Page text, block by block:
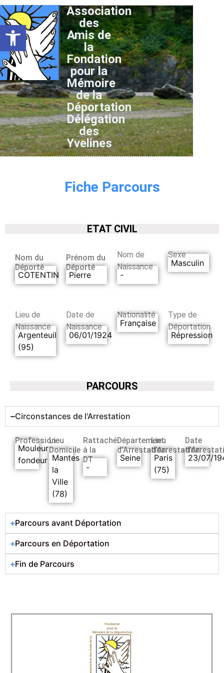
Ouvrir la barre d’outils
Association
des
Amis de
la
Fondation
pour la
Mémoire
de la
Déportation
Délégation
des
Yvelines
Fiche Parcours
ETAT CIVIL
Nom du
Déporté
COTENTIN
Prénom du
Déporté
Pierre
Nom de
Naissance
-
Sexe
Masculin
Lieu de
Naissance
Argenteuil
(95)
Date de
Naissance
06/01/1924
Nationalité
Française
Type de
Déportation
Répression
PARCOURS
Circonstances de l'Arrestation
Profession
Mouleur
fondeur
Lieu
Domicile
Mantes
la
Ville
(78)
Rattaché
à la
DT
-
Département
d’Arrestation
Seine
Lieu
d’Arrestation
Paris
(75)
Date
23/07/
Parcours avant Déportation
Parcours en Déportation
Fin de Parcours